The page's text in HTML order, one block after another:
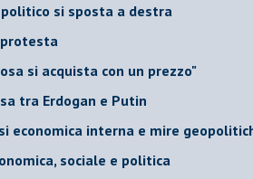
si sposta a destra
si acquista con un prezzo"
tra Erdogan e Putin
economica interna e mire
sociale e politica